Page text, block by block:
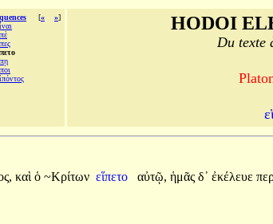
[« »]
HODOI
Du texte
καὶ ὁ ~Κρίτων εἵπετο αὐτῷ, ἡμᾶς δ᾽ ἐκέλευε